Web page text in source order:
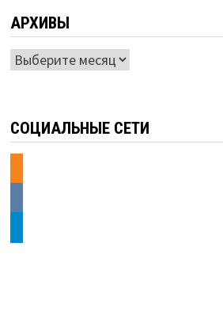
АРХИВЫ
Архивы
СОЦИАЛЬНЫЕ СЕТИ